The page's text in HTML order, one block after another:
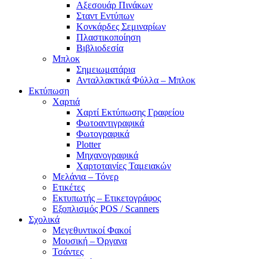
Αξεσουάρ Πινάκων
Σταντ Εντύπων
Κονκάρδες Σεμιναρίων
Πλαστικοποίηση
Βιβλιοδεσία
Μπλοκ
Σημειωματάρια
Ανταλλακτικά Φύλλα – Μπλοκ
Εκτύπωση
Χαρτιά
Χαρτί Εκτύπωσης Γραφείου
Φωτοαντιγραφικά
Φωτογραφικά
Plotter
Μηχανογραφικά
Χαρτοταινίες Ταμειακών
Μελάνια – Τόνερ
Ετικέτες
Εκτυπωτής – Ετικετογράφος
Εξοπλισμός POS / Scanners
Σχολικά
Μεγεθυντικοί Φακοί
Μουσική – Όργανα
Τσάντες